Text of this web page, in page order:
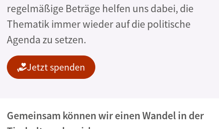
regelmäßige Beträge helfen uns dabei, die
Thematik immer wieder auf die politische
Agenda zu setzen.
Jetzt spenden
Gemeinsam können wir einen Wandel in der